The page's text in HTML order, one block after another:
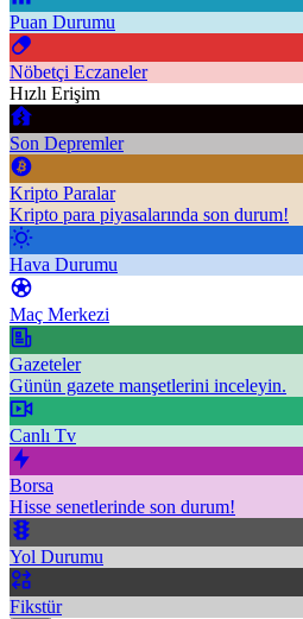
Puan Durumu
Nöbetçi Eczaneler
Hızlı Erişim
Son Depremler
Kripto Paralar
Kripto para piyasalarında son durum!
Hava Durumu
Maç Merkezi
Gazeteler
Günün gazete manşetlerini inceleyin.
Canlı Tv
Borsa
Hisse senetlerinde son durum!
Yol Durumu
Fikstür